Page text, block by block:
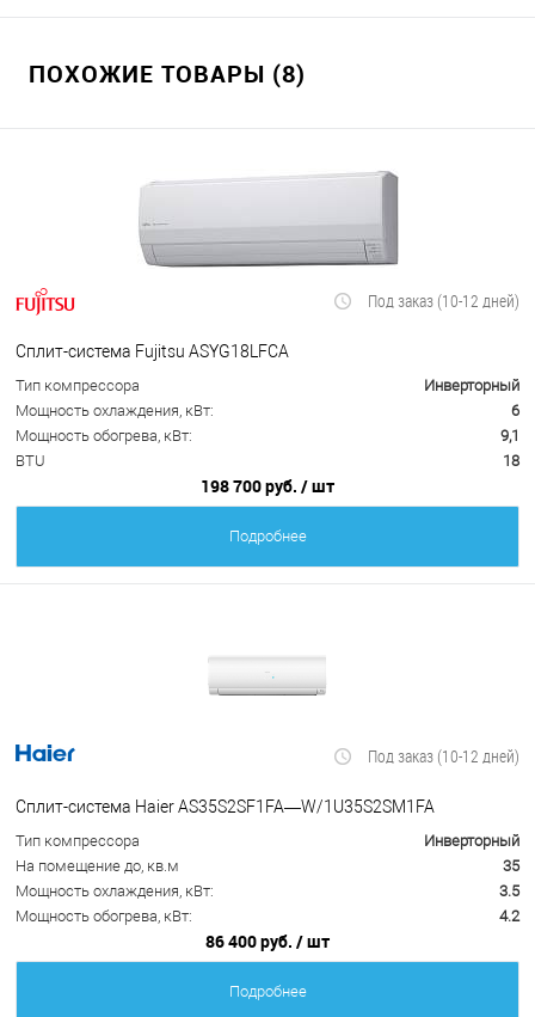
ПОХОЖИЕ ТОВАРЫ (8)
Под заказ (10-12 дней)
Сплит-система Fujitsu ASYG18LFCA
Тип компрессора
Инверторный
Мощность охлаждения, кВт:
6
Мощность обогрева, кВт:
9,1
BTU
18
198 700 руб. / шт
Подробнее
Под заказ (10-12 дней)
Сплит-система Haier AS35S2SF1FA—W/1U35S2SM1FA
Тип компрессора
Инверторный
На помещение до, кв.м
35
Мощность охлаждения, кВт:
3.5
Мощность обогрева, кВт:
4.2
86 400 руб. / шт
Подробнее